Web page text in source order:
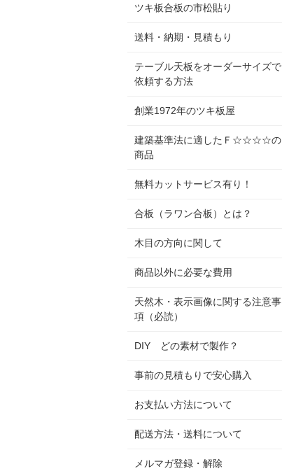
ツキ板合板の市松貼り
送料・納期・見積もり
テーブル天板をオーダーサイズで
依頼する方法
創業1972年のツキ板屋
建築基準法に適したＦ☆☆☆☆の
商品
無料カットサービス有り！
合板（ラワン合板）とは？
木目の方向に関して
商品以外に必要な費用
天然木・表示画像に関する注意事
項（必読）
DIY どの素材で製作？
事前の見積もりで安心購入
お支払い方法について
配送方法・送料について
メルマガ登録・解除